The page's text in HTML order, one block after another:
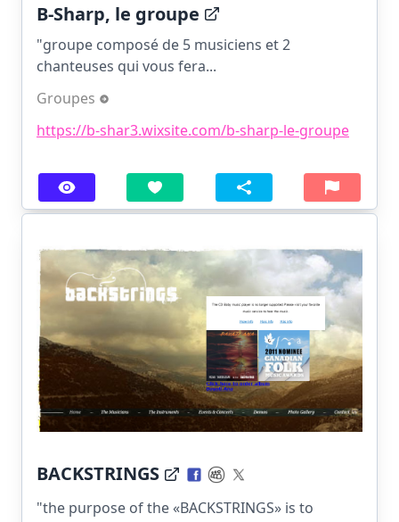
B-Sharp, le groupe
"groupe composé de 5 musiciens et 2
chanteuses qui vous fera...
Groupes
https://b-shar3.wixsite.com/b-sharp-le-groupe
BACKSTRINGS
"the purpose of the «BACKSTRINGS» is to